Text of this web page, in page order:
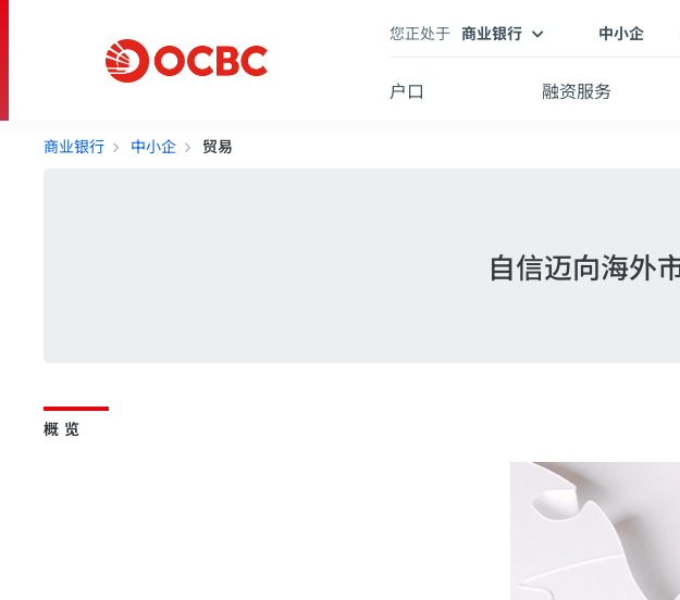
户口 融资服务
您正处于 商业银行 中小企
商业银行 中小企 贸易
自信迈向海外
概览